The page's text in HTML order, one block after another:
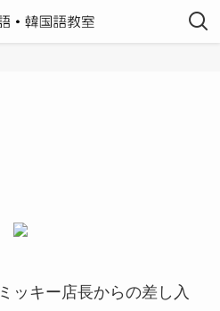
ッキー店長からの差し入